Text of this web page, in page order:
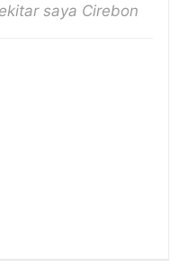
saya Cirebon